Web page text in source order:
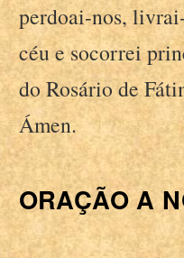
perdoai-nos,
céu e socorrei
do Rosário de
Ámen.
ORAÇÃO A